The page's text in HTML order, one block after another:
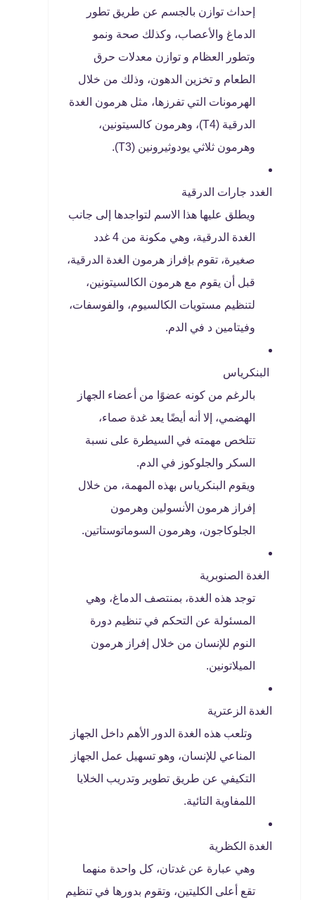
إحداث توازن بالجسم عن طريق تطور
الدماغ والأعصاب، وكذلك صحة ونمو
وتطور العظام و توازن معدلات حرق
الطعام و تخزين الدهون، وذلك من خلال
الهرمونات التي تفرزها، مثل هرمون الغدة
الدرقية (T4)، وهرمون كالسيتونين،
وهرمون ثلاثي يودوثيرونين (T3).
الغدد جارات الدرقية
ويطلق عليها هذا الاسم لتواجدها إلى جانب
الغدة الدرقية، وهي مكونة من 4 غدد
صغيرة، تقوم بإفراز هرمون الغدة الدرقية،
قبل أن يقوم مع هرمون الكالسيتونين،
لتنظيم مستويات الكالسيوم، والفوسفات،
وفيتامين د في الدم.
البنكرياس
بالرغم من كونه عضوًا من أعضاء الجهاز
الهضمي، إلا أنه أيضًا يعد غدة صماء،
تتلخص مهمته في السيطرة على نسبة
السكر والجلوكوز في الدم.
ويقوم البنكرياس بهذه المهمة، من خلال
إفراز هرمون الأنسولين وهرمون
الجلوكاجون، وهرمون السوماتوستاتين.
الغدة الصنوبرية
توجد هذه الغدة، بمنتصف الدماغ، وهي
المسئولة عن التحكم في تنظيم دورة
النوم للإنسان من خلال إفراز هرمون
الميلاتونين.
الغدة الزعترية
وتلعب هذه الغدة الدور الأهم داخل الجهاز
المناعي للإنسان، وهو تسهيل عمل الجهاز
التكيفي عن طريق تطوير وتدريب الخلايا
اللمفاوية التائية.
الغدة الكظرية
وهي عبارة عن غدتان، كل واحدة منهما
تقع أعلى الكليتين، وتقوم بدورها في تنظيم